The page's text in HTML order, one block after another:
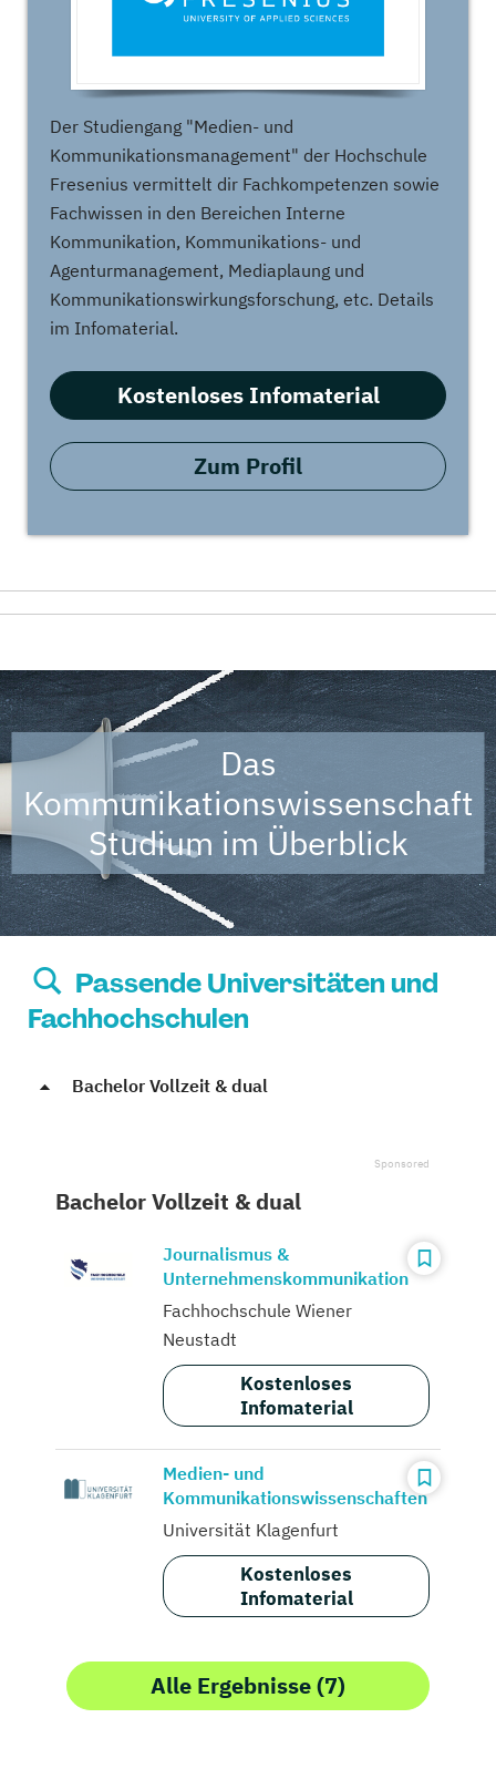
Der Studiengang "Medien- und
Kommunikationsmanagement" der Hochschule
Fresenius vermittelt dir Fachkompetenzen sowie
Fachwissen in den Bereichen Interne
Kommunikation, Kommunikations- und
Agenturmanagement, Mediaplaung und
Kommunikationswirkungsforschung, etc. Details
im Infomaterial.
Kostenloses Infomaterial
Zum Profil
Das
Kommunikationswissenschaft
Studium im Überblick
Passende Universitäten und
Fachhochschulen
Bachelor Vollzeit & dual
Bachelor Vollzeit & dual
Journalismus &
Unternehmenskommunikation
Fachhochschule Wiener
Neustadt
Kostenloses
Infomaterial
Medien- und
Kommunikationswissenschaften
Universität Klagenfurt
Kostenloses
Infomaterial
Alle Ergebnisse (7)